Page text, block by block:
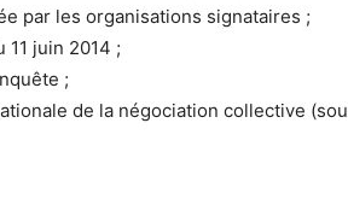
par les organisations signataires ;
11 juin 2014 ;
;
de la négociation collective